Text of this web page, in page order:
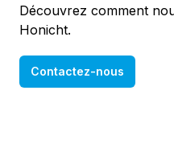
Découvrez comment
Honicht.
Contactez-nous